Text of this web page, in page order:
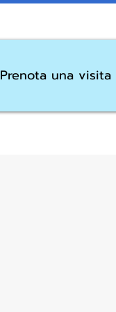
Prenota una visita